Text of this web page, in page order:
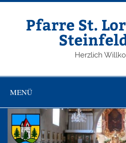
Zum
springenPfarre St.
Herzlich
MENÜ